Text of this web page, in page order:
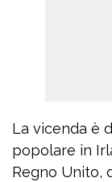
La vicenda è
popolare in
Regno Unito,